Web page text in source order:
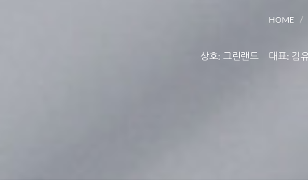
HOME
상호: 그린랜드 대표: 김